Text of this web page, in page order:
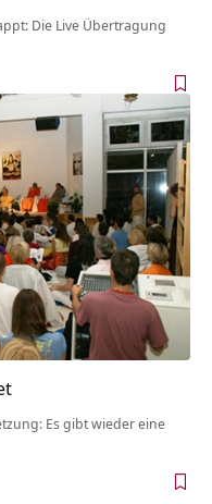
Die Live Übertragung
Es gibt wieder eine